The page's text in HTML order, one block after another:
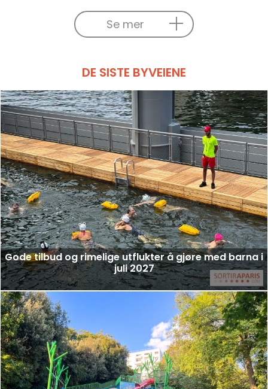
Se mer
DE SISTE BYVEIENE
Gode tilbud og rimelige utflukter å gjøre med barna i
juli 2027